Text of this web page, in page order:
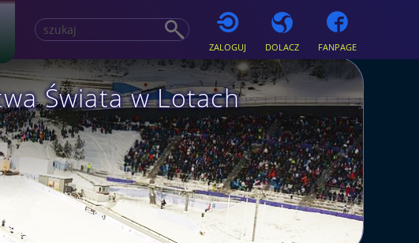
ZALOGUJ DOLACZ FANPAGE
Świata w Lotach